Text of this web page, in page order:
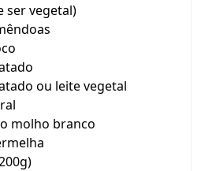
ser vegetal)
ou leite vegetal
molho branco